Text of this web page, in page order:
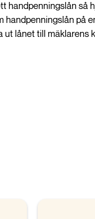
handpenningslån så
handpenningslån på
ut lånet till mäklarens